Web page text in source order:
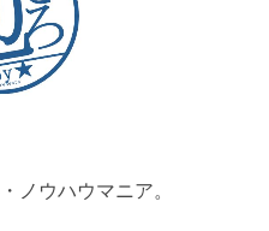
ノウハウマニア。